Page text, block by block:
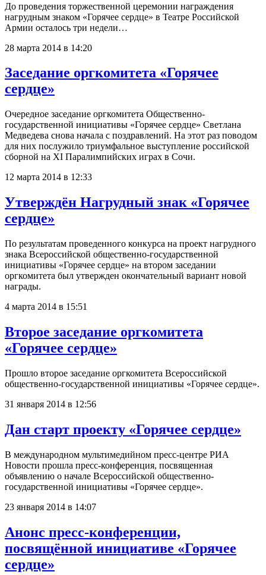
До проведения торжественной церемонии награждения
нагрудным знаком «Горячее сердце» в Театре Российской
Армии осталось три недели…
28 марта 2014 в 14:20
Заседание оргкомитета «Горячее
сердце»
Очередное заседание оргкомитета Общественно-
государственной инициативы «Горячее сердце» Светлана
Медведева снова начала с поздравлений. На этот раз поводом
для них послужило триумфальное выступление российской
сборной на ХI Паралимпийских играх в Сочи.
12 марта 2014 в 12:33
Утверждён Нагрудный знак «Горячее
сердце»
По результатам проведенного конкурса на проект нагрудного
знака Всероссийской общественно-государственной
инициативы «Горячее сердце» на втором заседании
оргкомитета был утвержден окончательный вариант новой
награды.
4 марта 2014 в 15:51
Второе заседание оргкомитета
«Горячее сердце»
Прошло второе заседание оргкомитета Всероссийской
общественно-государственной инициативы «Горячее сердце».
31 января 2014 в 12:56
Дан старт проекту «Горячее сердце»
В международном мультимедийном пресс-центре РИА
Новости прошла пресс-конференция, посвященная
объявлению о начале Всероссийской общественно-
государственной инициативы «Горячее сердце».
23 января 2014 в 14:07
Анонс пресс-конференции,
посвящённой инициативе «Горячее
сердце»